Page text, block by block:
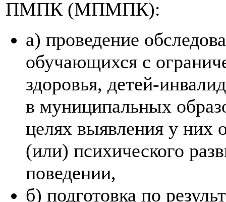
ПМПК (МПМПК):
а) проведение
обучающихся с
здоровья, детей-
в муниципальных
целях выявления у них
(или) психического
поведении,
б) подготовка по